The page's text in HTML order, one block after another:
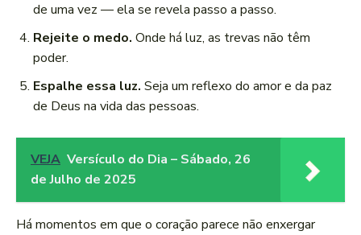
de uma vez — ela se revela passo a passo.
Rejeite o medo. Onde há luz, as trevas não têm
poder.
Espalhe essa luz. Seja um reflexo do amor e da paz
de Deus na vida das pessoas.
VEJA Versículo do Dia – Sábado, 26
de Julho de 2025
Há momentos em que o coração parece não enxergar